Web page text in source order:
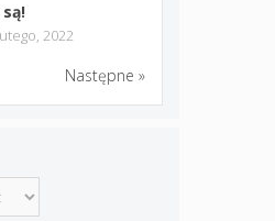
2022
Następne »